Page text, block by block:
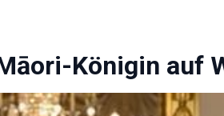
Königin auf